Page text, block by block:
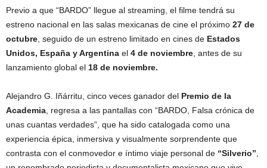
Previo a que “BARDO” llegue al streaming, el filme tendrá su
estreno nacional en las salas mexicanas de cine el próximo 27 de
octubre , seguido de un estreno limitado en cines de Estados
Unidos, España y Argentina el 4 de noviembre , antes de su
lanzamiento global el 18 de noviembre.
Alejandro G. Iñárritu, cinco veces ganador del Premio de la
Academia , regresa a las pantallas con “BARDO, Falsa crónica de
unas cuantas verdades”, que ha sido catalogada como una
experiencia épica, inmersiva y visualmente sorprendente que
contrasta con el conmovedor e íntimo viaje personal de “Silverio”